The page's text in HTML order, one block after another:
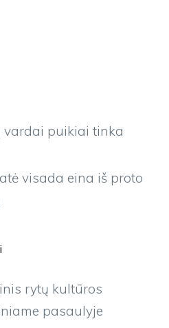
vardai puikiai tinka
visada eina iš proto
rytų kultūros
pasaulyje